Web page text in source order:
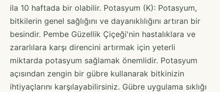
ila 10 haftada bir olabilir. Potasyum (K): Potasyum,
bitkilerin genel sağlığını ve dayanıklılığını artıran bir
besindir. Pembe Güzellik Çiçeği'nin hastalıklara ve
zararlılara karşı direncini artırmak için yeterli
miktarda potasyum sağlamak önemlidir. Potasyum
açısından zengin bir gübre kullanarak bitkinizin
ihtiyaçlarını karşılayabilirsiniz. Gübre uygulama sıklığı